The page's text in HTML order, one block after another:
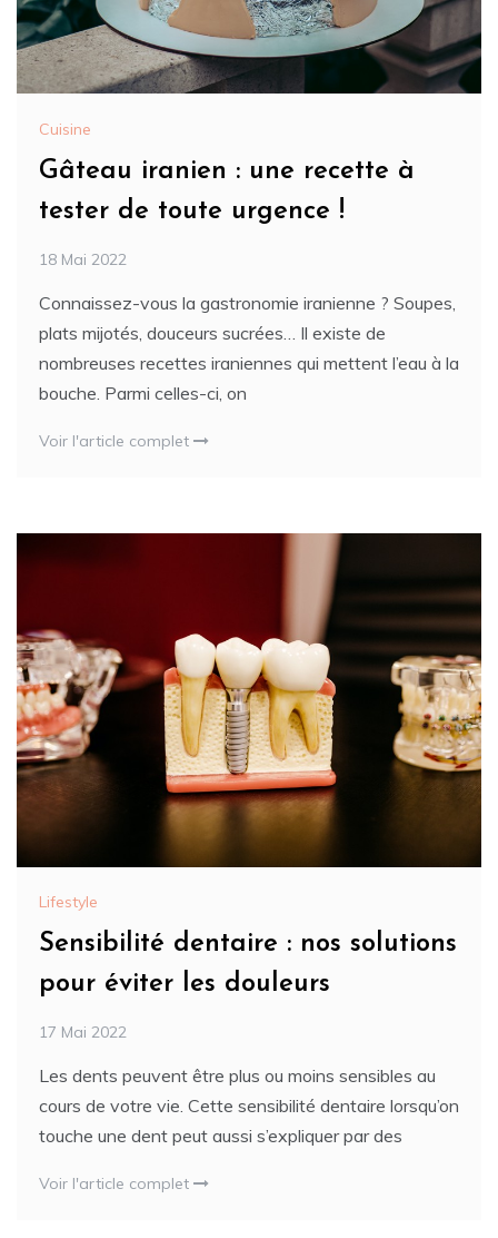
Cuisine
Gâteau iranien : une recette à
tester de toute urgence !
18 Mai 2022
Connaissez-vous la gastronomie iranienne ? Soupes,
plats mijotés, douceurs sucrées… Il existe de
nombreuses recettes iraniennes qui mettent l’eau à la
bouche. Parmi celles-ci, on
Voir l'article complet
Lifestyle
Sensibilité dentaire : nos solutions
pour éviter les douleurs
17 Mai 2022
Les dents peuvent être plus ou moins sensibles au
cours de votre vie. Cette sensibilité dentaire lorsqu’on
touche une dent peut aussi s’expliquer par des
Voir l'article complet